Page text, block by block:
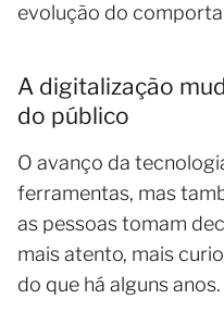
evolução do
A digitalização
do público
O avanço da
ferramentas, mas
as pessoas tomam
mais atento, mais
do que há alguns anos.